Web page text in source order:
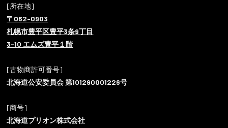
[所在地]
〒062-0903
札幌市豊平区豊平3条9丁目
3-10 エムズ豊平１階
[古物商許可番号]
北海道公安委員会 第101290001226号
[商号]
北海道プリオン株式会社